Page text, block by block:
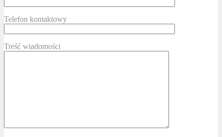
Telefon kontaktowy
Treść wiadomości